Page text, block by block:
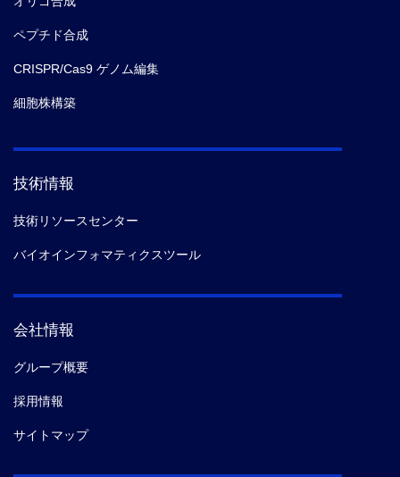
ペプチド合成
CRISPR/Cas9 ゲノム編集
細胞株構築
技術情報
技術リソースセンター
バイオインフォマティクスツール
会社情報
グループ概要
採用情報
サイトマップ